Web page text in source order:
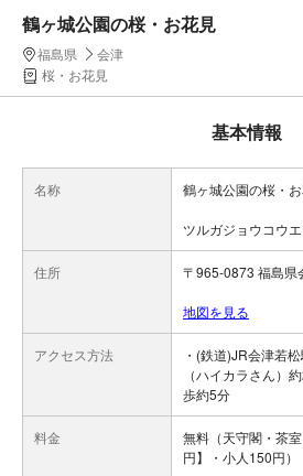
鶴ヶ城公園の桜・お花見
福島県
会津
桜・お花見
基本情報
名称 鶴ヶ城公園の桜・お
ツルガジョウコウ
住所 〒965-0873 福島県
地図を見る
アクセス方法
・(鉄道)JR会津若
（ハイカラさん）
歩約5分
料金
無料（天守閣・茶
円】・小人150円）